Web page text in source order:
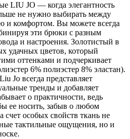
LIU JO — когда элегантность
не нужно выбирать между
и комфортом. Вы можете всегда
эти брюки с разным
и настроения. Золотистый в
удачных цветов, который
оттенками и подчеркивает
6% полиэстер 8% эластан).
Jo всегда представляет
тренды и добавляет
о практичности, ведь
ее носить, забыв о любом
особых свойств ткань не
тактильные ощущения, но и